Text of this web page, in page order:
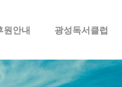
원안내 광성독서클럽